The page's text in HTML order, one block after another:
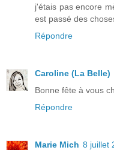
j'étais pas encore
est passé des
Répondre
Caroline (La Belle)
Bonne fête à vous
Répondre
Marie Mich 8 juillet